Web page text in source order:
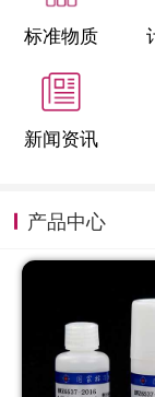
标准物质
新闻资讯
产品中心
微生物检
定制标物
定制仪器
新闻资讯
公司主页